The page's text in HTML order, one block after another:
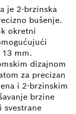
je 2-brzinska
bušenje.
okretni
mm.
dizajnom
za precizan
i 2-brzinskim
brzine
svestrane